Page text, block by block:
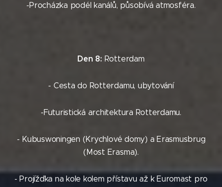
-Procházka podél kanálů, působívá atmosféra.
Den 8: Rotterdam
- Cesta do Rotterdamu, ubytování
-Futuristická architektura Rotterdamu.
- Kubuswoningen (Krychlové domy) a Erasmusbrug
(Most Erasma).
- Projížďka na kole kolem přístavu až k Euromast pro